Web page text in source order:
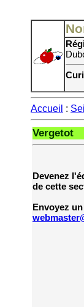
Accueil :
Vergetot
Devenez
de cette
Envoyez